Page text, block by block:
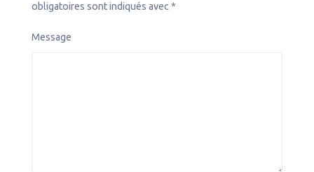
obligatoires sont indiqués avec*
Message